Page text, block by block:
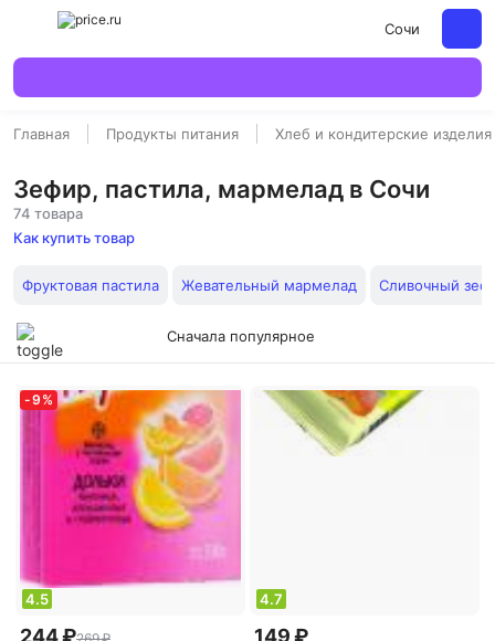
Сочи
Главная Продукты питания Хлеб и кондитерские изделия
Зефир, пастила, мармелад в Сочи
74 товара
Как купить товар
Фруктовая пастила Жевательный мармелад Сливочный
Сначала популярное
-9 %
4.5
244 ₽
4.7
149 ₽